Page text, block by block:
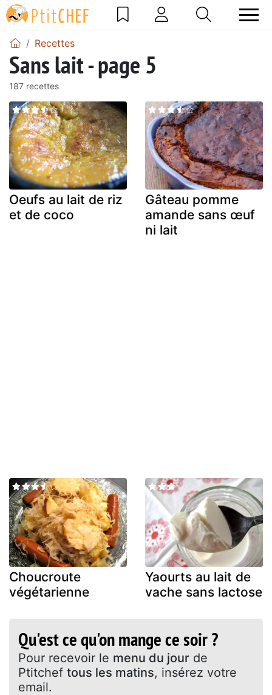
Recettes
Sans lait - page 5
187 recettes
Oeufs au lait de riz
et de coco
Gâteau pomme
amande sans œuf
ni lait
Choucroute
végétarienne
Yaourts au lait de
vache sans lactose
Qu'est ce qu'on mange ce soir ?
Pour recevoir le menu du jour de
Ptitchef tous les matins, insérez votre
email.